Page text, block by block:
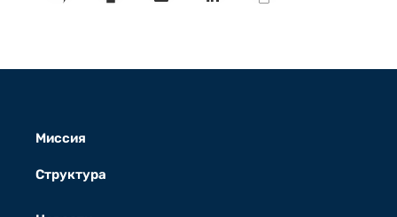
Миссия
Структура